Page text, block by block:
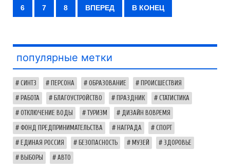
6 7 8 ВПЕРЕД В КОНЕЦ
популярные метки
СИНТЗ ПЕРСОНА ОБРАЗОВАНИЕ ПРОИСШЕСТВИЯ
РАБОТА БЛАГОУСТРОЙСТВО ПРАЗДНИК СТАТИСТИКА
ОТКЛЮЧЕНИЕ ВОДЫ ТУРИЗМ ДИЗАЙН ВОВРЕМЯ
ФОНД ПРЕДПРИНИМАТЕЛЬСТВА НАГРАДА СПОРТ
ЕДИНАЯ РОССИЯ БЕЗОПАСНОСТЬ МУЗЕЙ ЗДОРОВЬЕ
ВЫБОРЫ АВТО